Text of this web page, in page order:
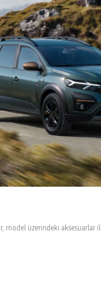
üzerindeki aksesuarlar